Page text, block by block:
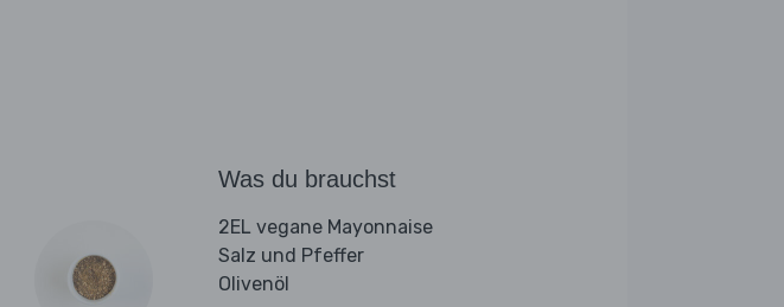
Was du brauchst
2EL vegane Mayonnaise
Salz und Pfeffer
Olivenöl